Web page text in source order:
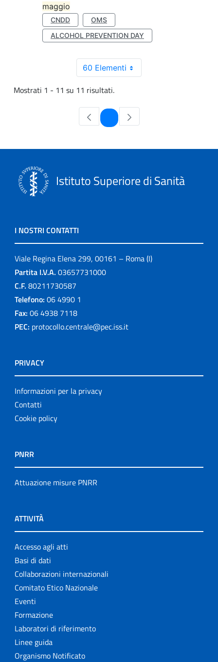
maggio
CNDD
OMS
ALCOHOL PREVENTION DAY
60 Elementi
Mostrati 1 - 11 su 11 risultati.
Pagina
Istituto Superiore di Sanità
I NOSTRI CONTATTI
Viale Regina Elena 299, 00161 – Roma (I)
Partita I.V.A. 03657731000
C.F. 80211730587
Telefono: 06 4990 1
Fax: 06 4938 7118
PEC: protocollo.centrale@pec.iss.it
PRIVACY
Informazioni per la privacy
Contatti
Cookie policy
PNRR
Attuazione misure PNRR
ATTIVITÀ
Accesso agli atti
Basi di dati
Collaborazioni internazionali
Comitato Etico Nazionale
Eventi
Formazione
Laboratori di riferimento
Linee guida
Organismo Notificato